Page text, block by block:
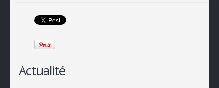
Actualité